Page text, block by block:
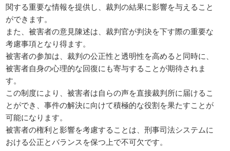
関する重要な情報を提供し、裁判の結果に影響を与えること
ができます。
また、被害者の意見陳述は、裁判官が判決を下す際の重要な
考慮事項となり得ます。
被害者の参加は、裁判の公正性と透明性を高めると同時に、
被害者自身の心理的な回復にも寄与することが期待されま
す。
この制度により、被害者は自らの声を直接裁判所に届けるこ
とができ、事件の解決に向けて積極的な役割を果たすことが
可能になります。
被害者の権利と影響を考慮することは、刑事司法システムに
おける公正とバランスを保つ上で不可欠です。